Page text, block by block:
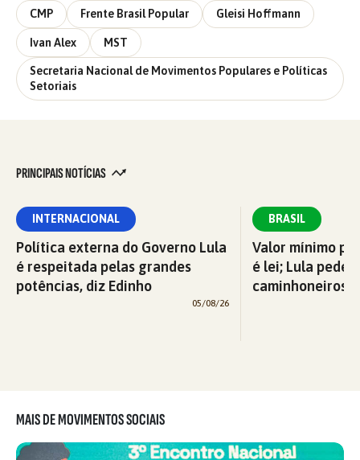
CMP Frente Brasil Popular Gleisi Hoffmann
Ivan Alex MST
Secretaria Nacional de Movimentos Populares e Políticas
Setoriais
PRINCIPAIS NOTÍCIAS
INTERNACIONAL
Política externa do Governo Lula
é respeitada pelas grandes
potências, diz Edinho
05/08/26
BRASIL
Valor mínimo
é lei; Lula pede
caminhoneiros
MAIS DE MOVIMENTOS SOCIAIS